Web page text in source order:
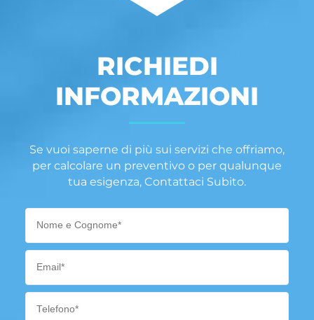
RICHIEDI
INFORMAZIONI
Se vuoi saperne di più sui servizi che offriamo,
per calcolare un preventivo o per qualunque
tua esigenza, Contattaci Subito.